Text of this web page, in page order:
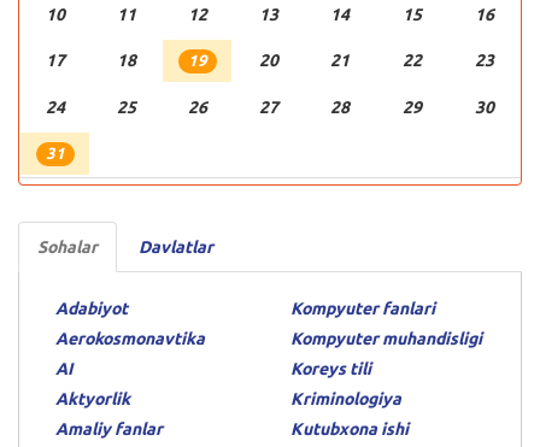
10 11 12 13 14 15 16
17 18 19 20 21 22 23
24 25 26 27 28 29 30
31
Sohalar Davlatlar
Adabiyot
Aerokosmonavtika
AI
Aktyorlik
Amaliy fanlar
Kompyuter fanlari
Kompyuter muhandisligi
Koreys tili
Kriminologiya
Kutubxona ishi